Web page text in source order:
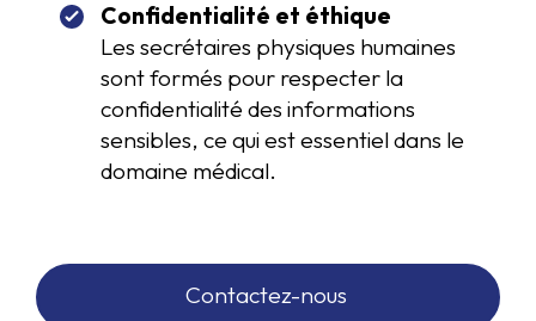
Confidentialité et éthique
Les secrétaires physiques humaines
sont formés pour respecter la
confidentialité des informations
sensibles, ce qui est essentiel dans le
domaine médical.
Contactez-nous